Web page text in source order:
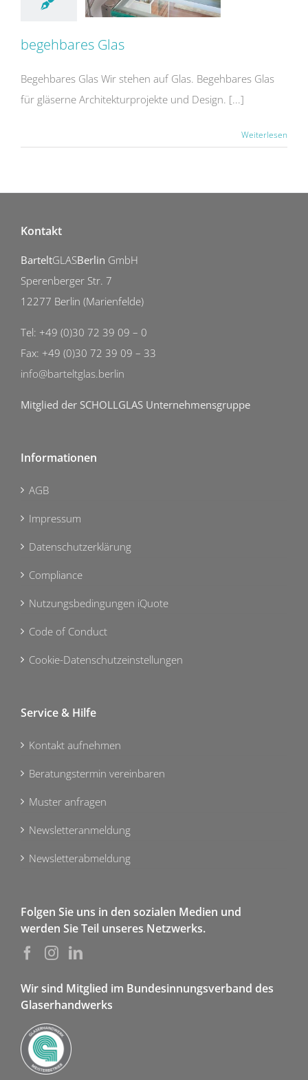
begehbares Glas
Begehbares Glas Wir stehen auf Glas. Begehbares Glas
für gläserne Architekturprojekte und Design. [...]
Weiterlesen
Kontakt
BarteltGLASBerlin GmbH
Sperenberger Str. 7
12277 Berlin (Marienfelde)
Tel: +49 (0)30 72 39 09 – 0
Fax: +49 (0)30 72 39 09 – 33
info@barteltglas.berlin
Mitglied der SCHOLLGLAS Unternehmensgruppe
Informationen
AGB
Impressum
Datenschutzerklärung
Compliance
Nutzungsbedingungen iQuote
Code of Conduct
Cookie-Datenschutzeinstellungen
Service & Hilfe
Kontakt aufnehmen
Beratungstermin vereinbaren
Muster anfragen
Newsletteranmeldung
Newsletterabmeldung
Folgen Sie uns in den sozialen Medien und
werden Sie Teil unseres Netzwerks.
Wir sind Mitglied im Bundesinnungsverband des
Glaserhandwerks